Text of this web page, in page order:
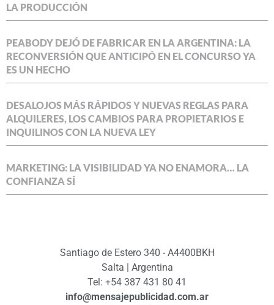
LA PRODUCCIÓN
PEABODY DEJÓ DE FABRICAR EN LA ARGENTINA: LA
RECONVERSIÓN QUE ANTICIPÓ EN EL CONCURSO YA
ES UN HECHO
DESALOJOS MÁS RÁPIDOS Y NUEVAS REGLAS PARA
ALQUILERES, LOS CAMBIOS PARA PROPIETARIOS E
INQUILINOS CON LA NUEVA LEY
MARKETING: LA VISIBILIDAD YA NO ENAMORA… LA
CONFIANZA SÍ
Santiago de Estero 340 - A4400BKH
Salta | Argentina
Tel: +54 387 431 80 41
info@mensajepublicidad.com.ar